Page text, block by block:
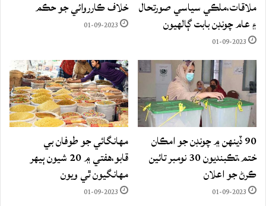
ملاقات،ملڪي سياسي صورتحال
۽ عام چونڊن بابت ڳالهيون
01-09-2023
خلاف ڪارروائي جو حڪم
01-09-2023
90 ڏينهن ۾ چونڊن جو امڪان
ختم،تڪبنديون 30 نومبر تائين
ڪرڻ جو اعلان
01-09-2023
مهانگائي جو طوفان بي
قابو،هفتي ۾ 20 شيون ٻيهر
مهانگيون ٿي ويون
01-09-2023